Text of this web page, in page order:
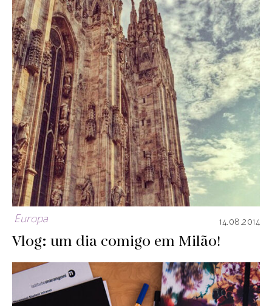
Europa 14.08.2014
Vlog: um dia comigo em Milão!